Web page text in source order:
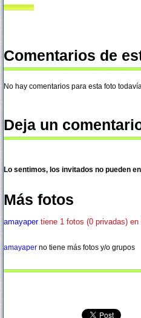
Comentarios de
No hay comentarios para esta foto
Deja un
Lo sentimos, los invitados no pueden
Más fotos
amayapertiene 1 fotos (0 privadas) en
amayaper no tiene más fotos y/o grupos